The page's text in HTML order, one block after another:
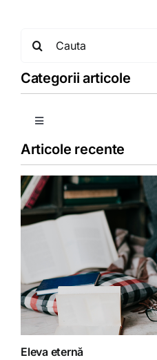
Categorii articole
Toggle
Copii
Detoxifiere
Fără categorie
Fitoterapie
Articole recente
Eleva eternă